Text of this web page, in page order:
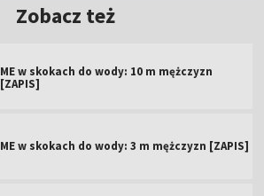
Zobacz też
ME w skokach do wody: 10 m mężczyzn
[ZAPIS]
ME w skokach do wody: 3 m mężczyzn [ZAPIS]